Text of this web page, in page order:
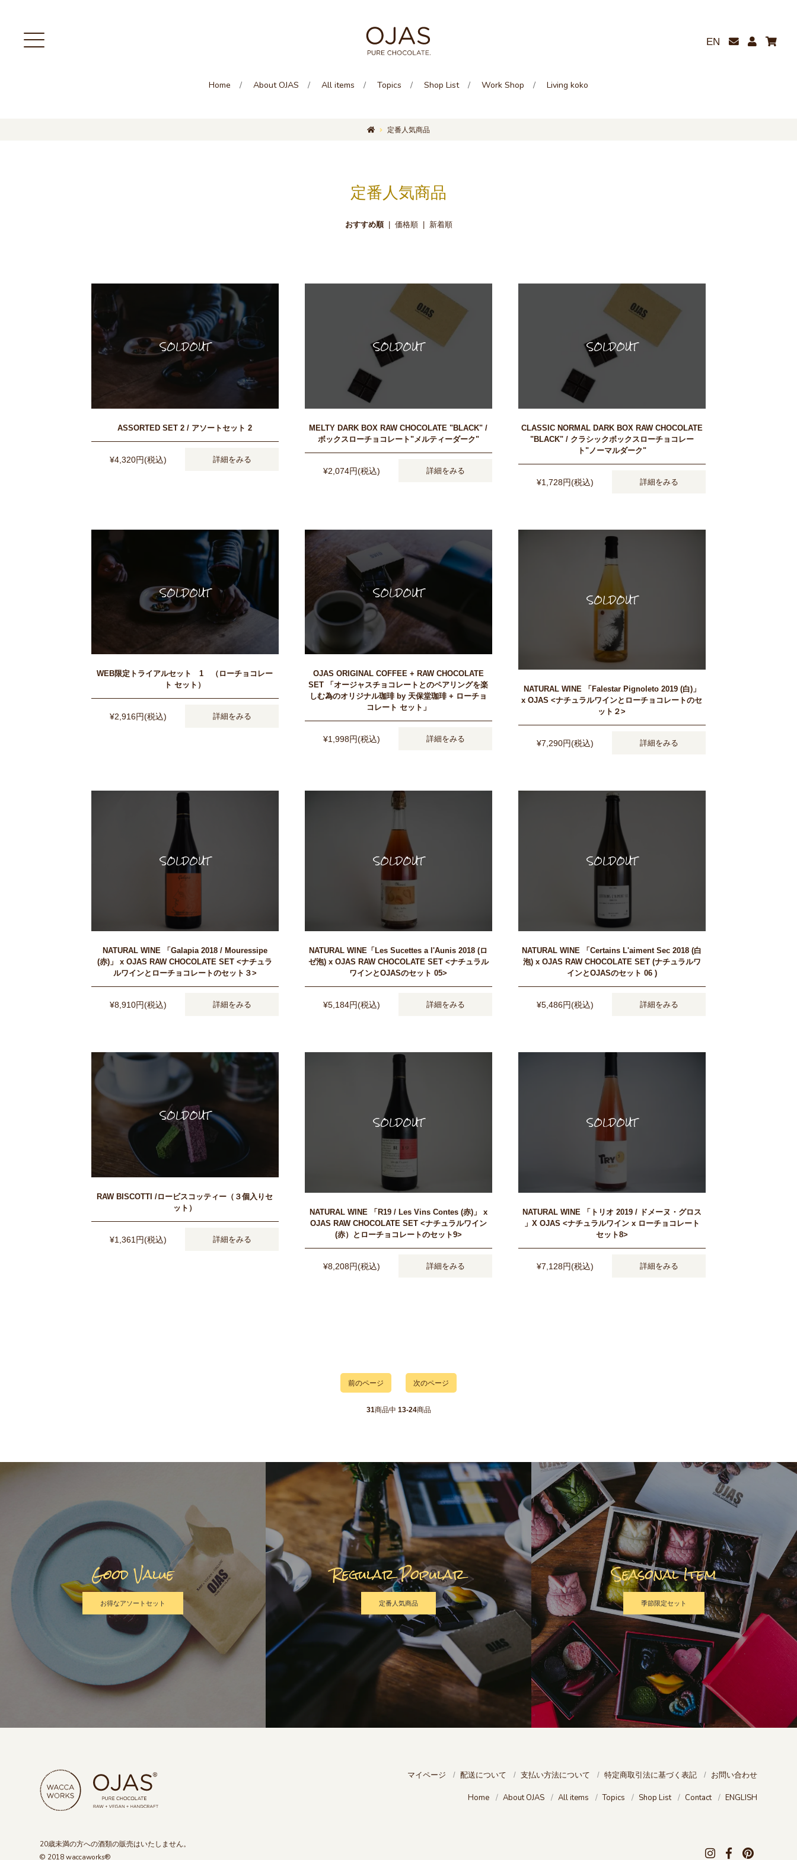
EN
Home About OJAS All items Topics Shop List Work Shop Living koko
定番人気商品
定番人気商品
おすすめ順| 価格順| 新着順
ASSORTED SET 2 / アソートセット 2
¥4,320円(税込) 詳細をみる
MELTY DARK BOX RAW CHOCOLATE "BLACK" /
ボックスローチョコレート"メルティーダーク"
¥2,074円(税込) 詳細をみる
CLASSIC NORMAL DARK BOX RAW CHOCOLATE
"BLACK" / クラシックボックスローチョコレー
ト"ノーマルダーク"
¥1,728円(税込) 詳細をみる
WEB限定トライアルセット 1 （ローチョコレー
ト セット）
¥2,916円(税込) 詳細をみる
OJAS ORIGINAL COFFEE + RAW CHOCOLATE
SET 「オージャスチョコレートとのペアリングを楽
しむ為のオリジナル珈琲 by 天保堂珈琲 + ローチョ
コレート セット」
¥1,998円(税込) 詳細をみる
NATURAL WINE 「Falestar Pignoleto 2019 (白)」
x OJAS <ナチュラルワインとローチョコレートのセ
ット２>
¥7,290円(税込) 詳細をみる
NATURAL WINE 「Galapia 2018 / Mouressipe
(赤)」 x OJAS RAW CHOCOLATE SET <ナチュラ
ルワインとローチョコレートのセット３>
¥8,910円(税込) 詳細をみる
NATURAL WINE「Les Sucettes a l'Aunis 2018 (ロ
ゼ泡) x OJAS RAW CHOCOLATE SET <ナチュラル
ワインとOJASのセット 05>
¥5,184円(税込) 詳細をみる
NATURAL WINE 「Certains L'aiment Sec 2018 (白
泡) x OJAS RAW CHOCOLATE SET (ナチュラルワ
インとOJASのセット 06 )
¥5,486円(税込) 詳細をみる
RAW BISCOTTI /ロービスコッティー（３個入りセ
ット）
¥1,361円(税込) 詳細をみる
NATURAL WINE 「R19 / Les Vins Contes (赤)」 x
OJAS RAW CHOCOLATE SET <ナチュラルワイン
(赤）とローチョコレートのセット9>
¥8,208円(税込) 詳細をみる
NATURAL WINE 「トリオ 2019 / ドメーヌ・グロス
」X OJAS <ナチュラルワイン x ローチョコレート
セット8>
¥7,128円(税込) 詳細をみる
前のページ 次のページ
31商品中 13-24商品
Good Value
お得なアソートセット
Regular Popular
定番人気商品
Seasonal Item
季節限定セット
20歳未満の方への酒類の販売はいたしません。
© 2018 waccaworks®
マイページ 配送について 支払い方法について 特定商取引法に基づく表記 お問い合わせ
Home About OJAS All items Topics Shop List Contact ENGLISH